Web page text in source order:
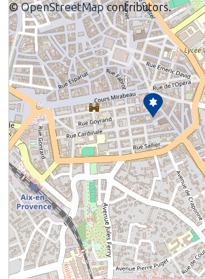
©OpenStreetMapcontributors.